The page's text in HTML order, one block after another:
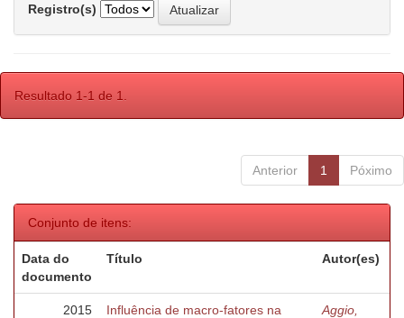
Registro(s)
Resultado 1-1 de 1.
Anterior 1 Póximo
Conjunto de itens:
Data do
documento
Título Autor(es)
2015
Influência de macro-fatores na
Aggio,